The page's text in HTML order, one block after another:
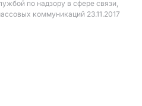
по надзору в сфере связи,
коммуникаций 23.11.2017